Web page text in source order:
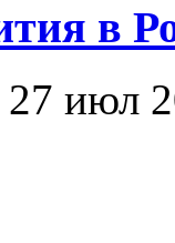
в
27 июл